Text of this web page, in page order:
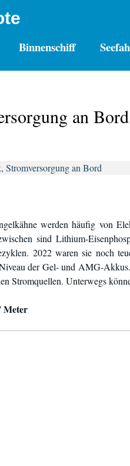
Binnenschiff
an Bord
an Bord
werden häufig von
sind Lithium-
2022 waren sie noch
der Gel- und AMG-
Stromquellen. Unterwegs
Meter